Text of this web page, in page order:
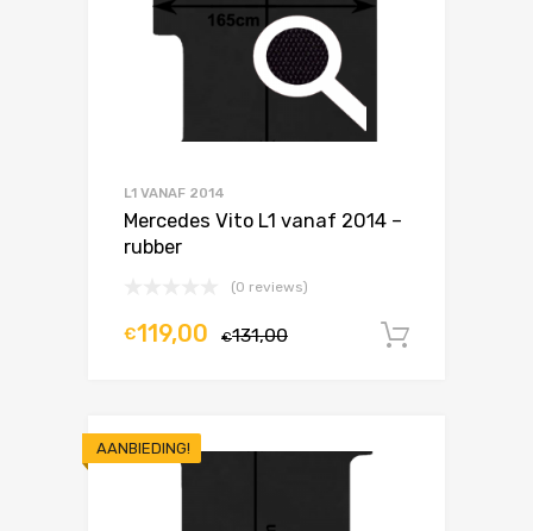
L1 VANAF 2014
Mercedes Vito L1 vanaf 2014 –
rubber
(0 reviews)
€131,00
€119,00
AANBIEDING!